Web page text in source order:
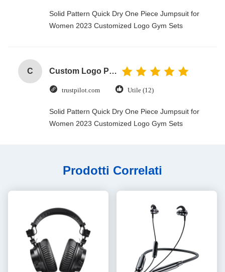
Solid Pattern Quick Dry One Piece Jumpsuit for
Women 2023 Customized Logo Gym Sets
C Custom Logo Paper Cardboard Packing Folding White / Black / Rose Gold Luxury Magnetic Gift Box with Ribbon Closure
trustpilot.com Utile (12)
Solid Pattern Quick Dry One Piece Jumpsuit for
Women 2023 Customized Logo Gym Sets
Prodotti Correlati